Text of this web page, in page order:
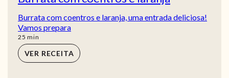
Burrata com coentros e laranja, uma entrada deliciosa!
Vamos prepara
25 min
min
VER RECEITA